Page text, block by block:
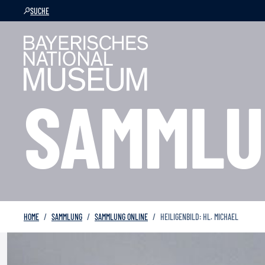
SUCHE
HOME SAMMLUNG SAMMLUNG ONLINE HEILIGENBILD: HL. MICHAEL